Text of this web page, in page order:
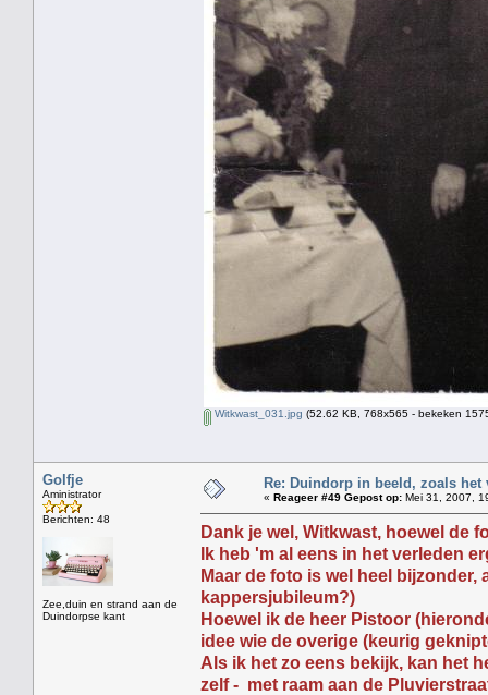
Witkwast_031.jpg (52.62 KB, 768x565 - bekeken
Golfje
Aministrator
Berichten: 48
Zee,duin en strand aan de
Duindorpse kant
Re: Duindorp in beeld, zoals het
« Reageer #49 Gepost op: Mei 31, 2007,
Dank je wel, Witkwast, hoewel de
Ik heb 'm al eens in het verleden
Maar de foto is wel heel
kappersjubileum?)
Hoewel ik de heer Pistoor
idee wie de overige (keurig
Als ik het zo eens bekijk, kan het
zelf - met raam aan de